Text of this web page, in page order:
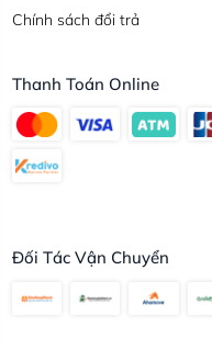
Chính sách đổi trả
Thanh Toán Online
Đối Tác Vận Chuyển